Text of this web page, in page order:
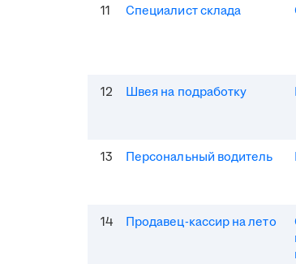
11 Специалист склада
12 Швея на подработку
13 Персональный водитель
14 Продавец-кассир на лето